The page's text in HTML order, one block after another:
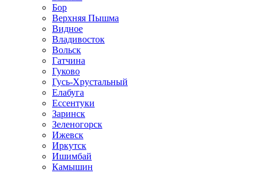
Бор
Верхняя Пышма
Видное
Владивосток
Вольск
Гатчина
Гуково
Гусь-Хрустальный
Елабуга
Ессентуки
Заринск
Зеленогорск
Ижевск
Иркутск
Ишимбай
Камышин